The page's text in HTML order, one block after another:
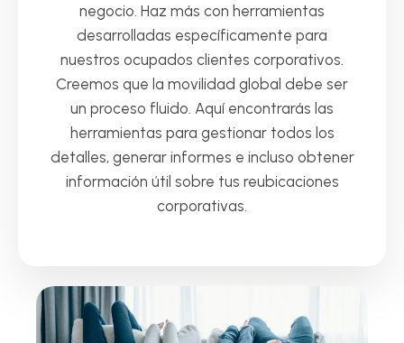
negocio. Haz más con herramientas
desarrolladas específicamente para
nuestros ocupados clientes corporativos.
Creemos que la movilidad global debe ser
un proceso fluido. Aquí encontrarás las
herramientas para gestionar todos los
detalles, generar informes e incluso obtener
información útil sobre tus reubicaciones
corporativas.